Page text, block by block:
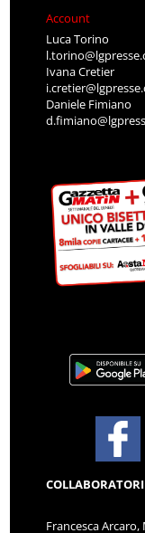
Account
Luca Torino
Ivana Cretier
Daniele Fimiano
COLLABORATORI
Francesca